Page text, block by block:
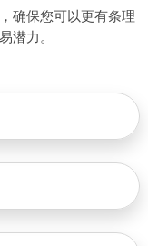
确保您可以更有条理
潜力。